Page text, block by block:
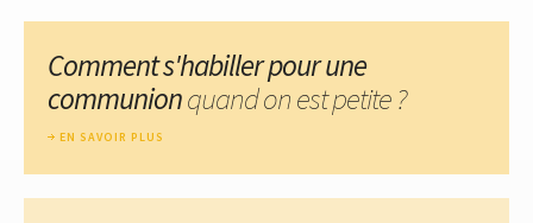
Comment s'habiller pour une
communionquand on est petite ?
EN SAVOIR PLUS